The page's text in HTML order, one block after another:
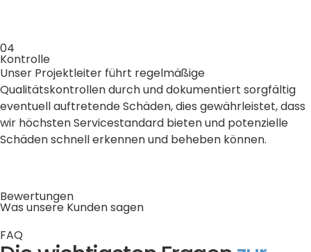
04
Kontrolle
Unser Projektleiter führt regelmäßige
Qualitätskontrollen durch und dokumentiert sorgfältig
eventuell auftretende Schäden, dies gewährleistet, dass
wir höchsten Servicestandard bieten und potenzielle
Schäden schnell erkennen und beheben können.
Bewertungen
Was unsere Kunden sagen
FAQ